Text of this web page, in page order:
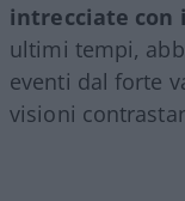
intrecciate con
ultimi tempi,
eventi dal forte
visioni